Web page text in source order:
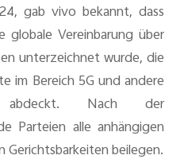
Region auswählen
gab vivo bekannt, dass
globale Vereinbarung über
unterzeichnet wurde, die
im Bereich 5G und andere
abdeckt. Nach der
Parteien alle anhängigen
Gerichtsbarkeiten beilegen.